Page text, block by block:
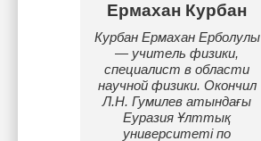
Ермахан Курбан
Курбан Ермахан Ерболулы
— учитель физики,
специалист в области
научной физики. Окончил
Л.Н. Гумилев атындағы
Еуразия Ұлттық
университеті по